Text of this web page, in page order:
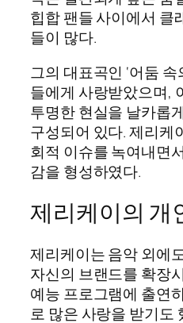
힙합 팬들 사이에서 클
들이 많다.
그의 대표곡인 ‘어둠 속
들에게 사랑받았으며,
투명한 현실을 날카롭
구성되어 있다. 제리케
회적 이슈를 녹여내면
감을 형성하였다.
제리케이의 개
제리케이는 음악 외에
자신의 브랜드를 확장
예능 프로그램에 출연
로 많은 사랑을 받기도